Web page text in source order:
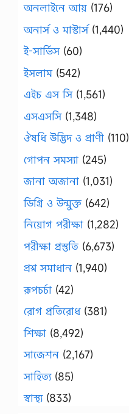
অনলাইনে আয় (176)
অনার্স ও মাস্টার্স(1,440)
ই-সার্ভিস(60)
ইসলাম(542)
এইচ এস সি(1,561)
এসএসসি(1,348)
ঔষধি উদ্ভিদ ও প্রাণী (110)
গোপন সমস্যা (245)
জানা অজানা (1,031)
ডিগ্রি ও উন্মুক্ত (642)
নিয়োগ পরীক্ষা (1,282)
পরীক্ষা প্রস্তুতি (6,673)
প্রশ্ন সমাধান (1,940)
রূপচর্চা (42)
রোগ প্রতিরোধ(381)
শিক্ষা (8,492)
সাজেশন (2,167)
সাহিত্য(85)
স্বাস্থ্য(833)